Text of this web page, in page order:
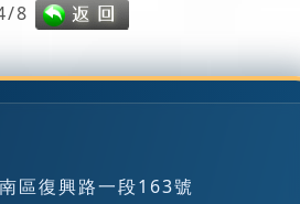
8
區復興路一段163號